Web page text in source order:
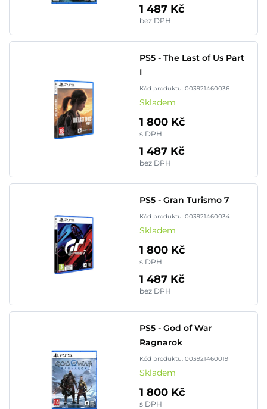
1 487 Kč
bez DPH
PS5 - The Last of Us Part
I
Kód produktu: 003921460036
Skladem
1 800 Kč
s DPH
1 487 Kč
bez DPH
PS5 - Gran Turismo 7
Kód produktu: 003921460034
Skladem
1 800 Kč
s DPH
1 487 Kč
bez DPH
PS5 - God of War
Ragnarok
Kód produktu: 003921460019
Skladem
1 800 Kč
s DPH